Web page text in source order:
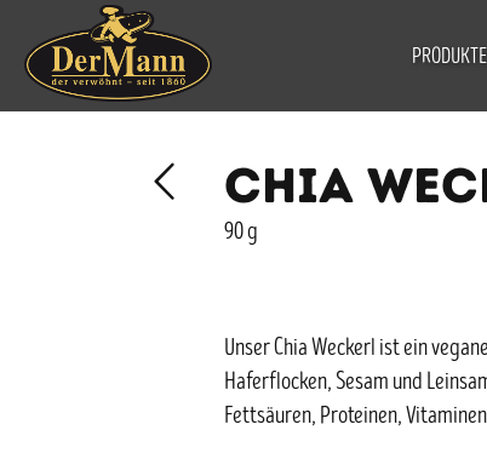
PRODUKTE
CHIA
90 g
Unser Chia Weckerl ist ein
Haferflocken, Sesam und
Fettsäuren, Proteinen,